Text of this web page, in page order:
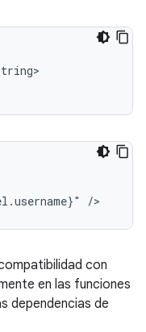
con
en las funciones
dependencias de